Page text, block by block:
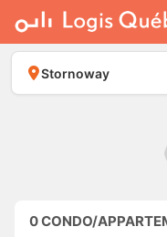
À LOUER
À VENDRE
PLACER UNE
Stornoway
0CONDO/